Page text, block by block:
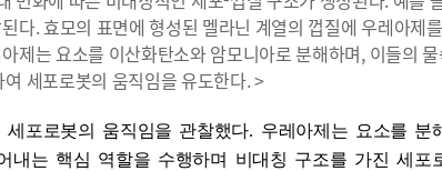
다. 효모의 표면에 형성된 멜라닌 계열의 껍질에 우레아제
제는 요소를 이산화탄소와 암모니아로 분해하며, 이들의
세포로봇의 움직임을 유도한다. >
세포로봇의 움직임을 관찰했다. 우레아제는 요소를 분
는 핵심 역할을 수행하며 비대칭 구조를 가진 세포